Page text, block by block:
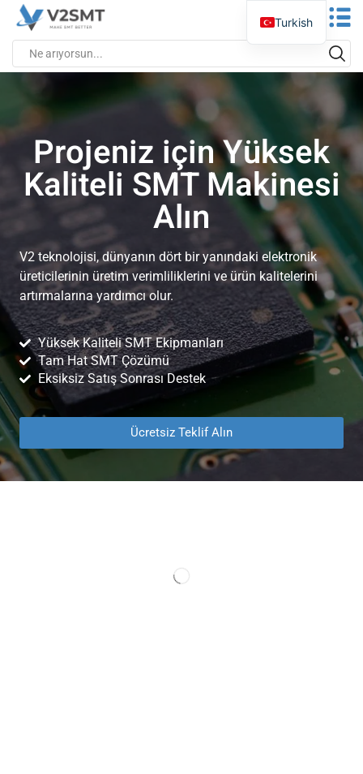
Projeniz için Yüksek
Kaliteli SMT Makinesi
Alın
V2 teknolojisi, dünyanın dört bir yanındaki elektronik
üreticilerinin üretim verimliliklerini ve ürün kalitelerini
artırmalarına yardımcı olur.
Yüksek Kaliteli SMT Ekipmanları
Tam Hat SMT Çözümü
Eksiksiz Satış Sonrası Destek
Ücretsiz Teklif Alın
Turkish